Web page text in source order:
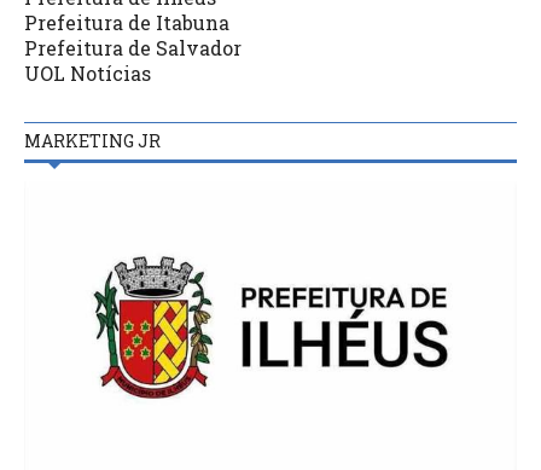
Prefeitura de Itabuna
Prefeitura de Salvador
UOL Notícias
MARKETING JR